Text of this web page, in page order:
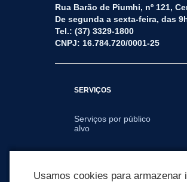
Rua Barão de Piumhi, nº 121,
De segunda a sexta-feira, das
Tel.: (37) 3329-1800
CNPJ: 16.784.720/0001-25
SERVIÇOS
Serviços por público
alvo
Usamos cookies para